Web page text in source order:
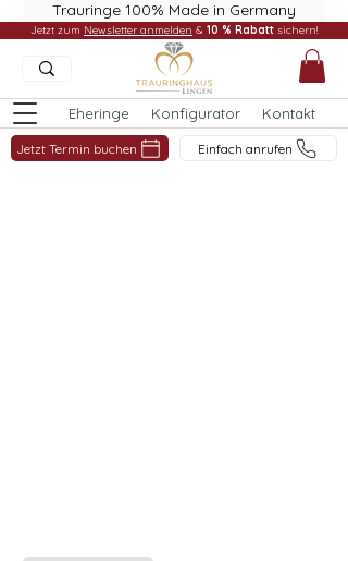
Trauringe 100% Made in Germany
Eheringe Konfigurator Kontakt
Jetzt Termin buchen Einfach anrufen
Jetzt zum Newsletter anmelden & 10 % Rabatt sichern!